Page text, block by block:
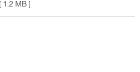
[ 1.2 MB ]